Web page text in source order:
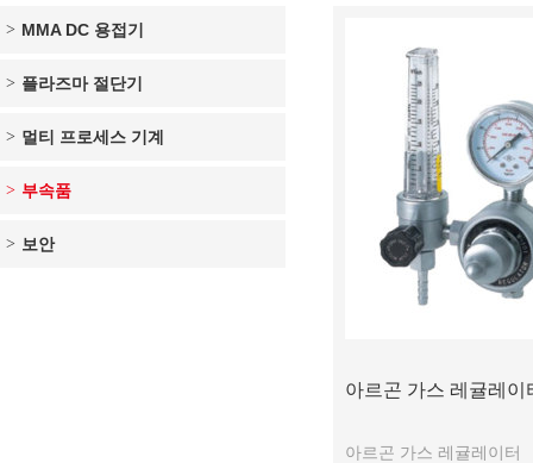
MMA DC 용접기
플라즈마 절단기
멀티 프로세스 기계
부속품
보안
아르곤 가스 레귤레이
아르곤 가스 레귤레이터